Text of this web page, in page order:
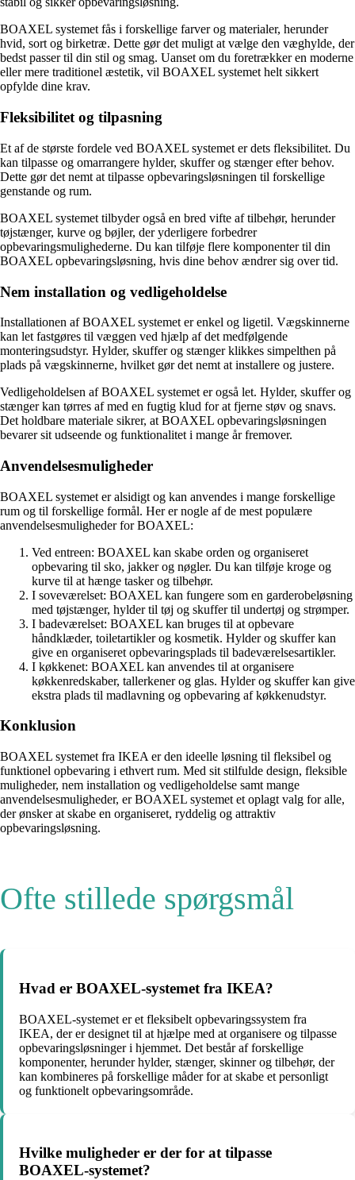
BOAXEL systemet fås i forskellige farver og materialer, herunder
hvid, sort og birketræ. Dette gør det muligt at vælge den væghylde, der
bedst passer til din stil og smag. Uanset om du foretrækker en moderne
eller mere traditionel æstetik, vil BOAXEL systemet helt sikkert
opfylde dine krav.
Fleksibilitet og tilpasning
Et af de største fordele ved BOAXEL systemet er dets fleksibilitet. Du
kan tilpasse og omarrangere hylder, skuffer og stænger efter behov.
Dette gør det nemt at tilpasse opbevaringsløsningen til forskellige
genstande og rum.
BOAXEL systemet tilbyder også en bred vifte af tilbehør, herunder
tøjstænger, kurve og bøjler, der yderligere forbedrer
opbevaringsmulighederne. Du kan tilføje flere komponenter til din
BOAXEL opbevaringsløsning, hvis dine behov ændrer sig over tid.
Nem installation og vedligeholdelse
Installationen af BOAXEL systemet er enkel og ligetil. Vægskinnerne
kan let fastgøres til væggen ved hjælp af det medfølgende
monteringsudstyr. Hylder, skuffer og stænger klikkes simpelthen på
plads på vægskinnerne, hvilket gør det nemt at installere og justere.
Vedligeholdelsen af BOAXEL systemet er også let. Hylder, skuffer og
stænger kan tørres af med en fugtig klud for at fjerne støv og snavs.
Det holdbare materiale sikrer, at BOAXEL opbevaringsløsningen
bevarer sit udseende og funktionalitet i mange år fremover.
Anvendelsesmuligheder
BOAXEL systemet er alsidigt og kan anvendes i mange forskellige
rum og til forskellige formål. Her er nogle af de mest populære
anvendelsesmuligheder for BOAXEL:
Ved entreen: BOAXEL kan skabe orden og organiseret
opbevaring til sko, jakker og nøgler. Du kan tilføje kroge og
kurve til at hænge tasker og tilbehør.
I soveværelset: BOAXEL kan fungere som en garderobeløsning
med tøjstænger, hylder til tøj og skuffer til undertøj og strømper.
I badeværelset: BOAXEL kan bruges til at opbevare
håndklæder, toiletartikler og kosmetik. Hylder og skuffer kan
give en organiseret opbevaringsplads til badeværelsesartikler.
I køkkenet: BOAXEL kan anvendes til at organisere
køkkenredskaber, tallerkener og glas. Hylder og skuffer kan give
ekstra plads til madlavning og opbevaring af køkkenudstyr.
Konklusion
BOAXEL systemet fra IKEA er den ideelle løsning til fleksibel og
funktionel opbevaring i ethvert rum. Med sit stilfulde design, fleksible
muligheder, nem installation og vedligeholdelse samt mange
anvendelsesmuligheder, er BOAXEL systemet et oplagt valg for alle,
der ønsker at skabe en organiseret, ryddelig og attraktiv
opbevaringsløsning.
Ofte stillede spørgsmål
Hvad er BOAXEL-systemet fra IKEA?
BOAXEL-systemet er et fleksibelt opbevaringssystem fra
IKEA, der er designet til at hjælpe med at organisere og tilpasse
opbevaringsløsninger i hjemmet. Det består af forskellige
komponenter, herunder hylder, stænger, skinner og tilbehør, der
kan kombineres på forskellige måder for at skabe et personligt
og funktionelt opbevaringsområde.
Hvilke muligheder er der for at tilpasse
BOAXEL-systemet?